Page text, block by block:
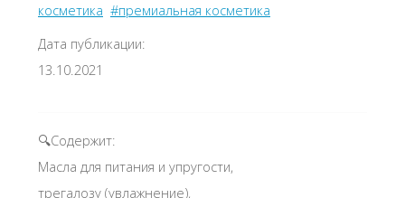
косметика #премиальная косметика
Дата публикации:
13.10.2021
🔍Содержит:
Масла для питания и упругости,
трегалозу (увлажнение),